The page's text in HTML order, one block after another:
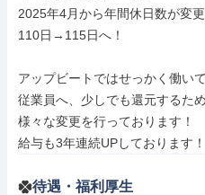
2025年4月から年間休日数が変更
110日→115日へ！
アップビートではせっかく働い
従業員へ、少しでも還元するた
様々な変更を行っております！
給与も3年連続UPしております！
待遇・福利厚生